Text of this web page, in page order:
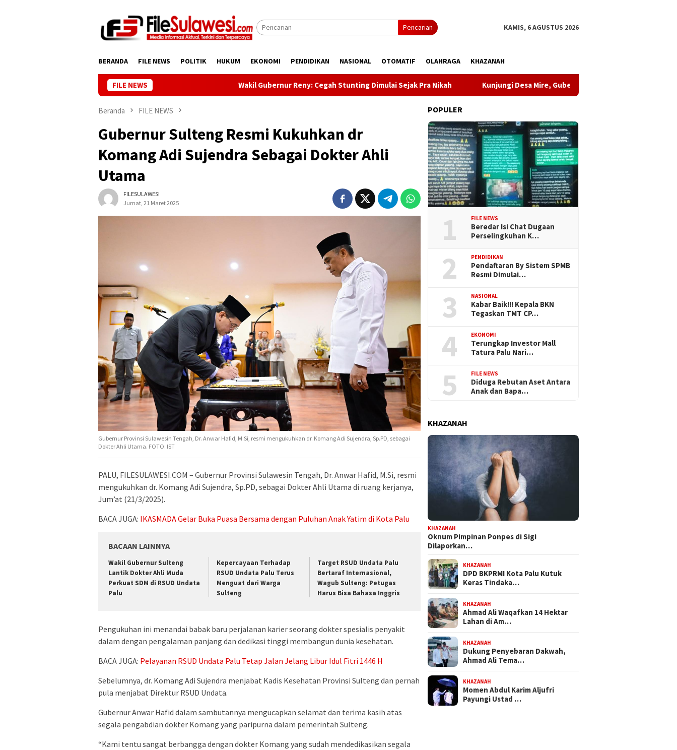
Pencarian KAMIS, 6 AGUSTUS 2026
BERANDA FILE NEWS POLITIK HUKUM EKONOMI PENDIDIKAN NASIONAL OTOMATIF OLAHRAGA KHAZANAH
FILE NEWS Wakil Gubernur Reny: Cegah Stunting Dimulai Sejak Pra Nikah Kunjungi Desa Mire, Gubernur Sulteng Pastikan Pembangunan
Beranda FILE NEWS
Gubernur Sulteng Resmi Kukuhkan dr
Komang Adi Sujendra Sebagai Dokter Ahli
Utama
FILESULAWESI
Jumat, 21 Maret 2025
Gubernur Provinsi Sulawesin Tengah, Dr. Anwar Hafid, M.Si, resmi mengukuhkan dr. Komang Adi Sujendra, Sp.PD, sebagai
Dokter Ahli Utama. FOTO: IST
PALU, FILESULAWESI.COM – Gubernur Provinsi Sulawesin Tengah, Dr. Anwar Hafid, M.Si, resmi
mengukuhkan dr. Komang Adi Sujendra, Sp.PD, sebagai Dokter Ahli Utama di ruang kerjanya,
Jum’at (21/3/2025).
BACA JUGA: IKASMADA Gelar Buka Puasa Bersama dengan Puluhan Anak Yatim di Kota Palu
BACAAN LAINNYA
Wakil Gubernur Sulteng
Lantik Dokter Ahli Muda
Perkuat SDM di RSUD Undata
Palu
Kepercayaan Terhadap
RSUD Undata Palu Terus
Menguat dari Warga
Sulteng
Target RSUD Undata Palu
Bertaraf Internasional,
Wagub Sulteng: Petugas
Harus Bisa Bahasa Inggris
Pengukuhan ini menandai babak baru perjalanan karier seorang dokter spesialis penyakit
dalam dengan pengalaman panjang dan dedikasi tinggi membangun dunia kesehatan.
BACA JUGA: Pelayanan RSUD Undata Palu Tetap Jalan Jelang Libur Idul Fitri 1446 H
Sebelumnya, dr. Komang Adi Sujendra menjabat Kadis Kesehatan Provinsi Sulteng dan pernah
pula menjabat Direktur RSUD Undata.
Gubernur Anwar Hafid dalam sambutannya mengucapkan selamat dan terima kasih atas
segala pengabdian dokter Komang yang paripurna dalam pemerintah Sulteng.
“Kami tentu sangat berbangga dengan dokter Komang yang sudah mendedikasikan segala
POPULER
1 FILE NEWS
Beredar Isi Chat Dugaan
Perselingkuhan K…
2 PENDIDIKAN
Pendaftaran By Sistem SPMB
Resmi Dimulai…
3 NASIONAL
Kabar Baik!!! Kepala BKN
Tegaskan TMT CP…
4 EKONOMI
Terungkap Investor Mall
Tatura Palu Nari…
5 FILE NEWS
Diduga Rebutan Aset Antara
Anak dan Bapa…
KHAZANAH
KHAZANAH
Oknum Pimpinan Ponpes di Sigi
Dilaporkan…
KHAZANAH
DPD BKPRMI Kota Palu Kutuk
Keras Tindaka…
KHAZANAH
Ahmad Ali Waqafkan 14 Hektar
Lahan di Am…
KHAZANAH
Dukung Penyebaran Dakwah,
Ahmad Ali Tema…
KHAZANAH
Momen Abdul Karim Aljufri
Payungi Ustad …